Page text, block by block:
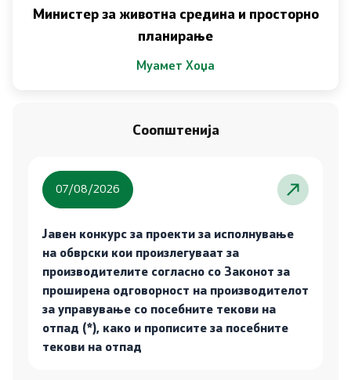
Министер за животна средина и просторно
планирање
Муамет Хоџа
Соопштенија
07/08/2026
Јавен конкурс за проекти за исполнување
на обврски кои произлегуваат за
производителите согласно со Законот за
проширена одговорност на производителот
за управување со посебните текови на
отпад (*), како и прописите за посебните
текови на отпад